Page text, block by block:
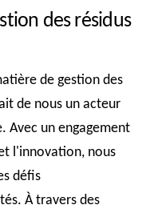
des résidus
de gestion des
de nous un acteur
Avec un engagement
l'innovation, nous
défis
À travers des